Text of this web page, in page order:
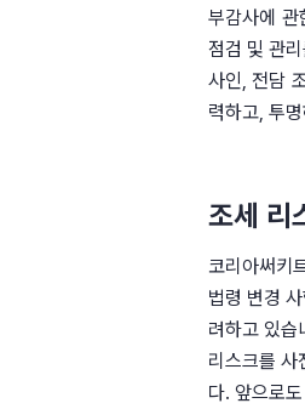
부감사에 관
점검 및 관
사인, 전담
력하고, 투
조세 리
코리아써키
법령 변경
려하고 있습
리스크를 사
다. 앞으로